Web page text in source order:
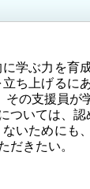
ぶ力を育
ち上げるに
の支援員が
いては、認
いためにも
だきたい。